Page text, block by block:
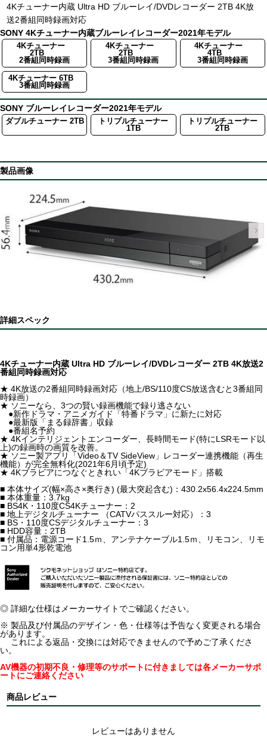
4Kチューナー内蔵 Ultra HD ブルーレイ/DVDレコーダー 2TB 4K放
送2番組同時録画対応
SONY 4Kチューナー内蔵ブルーレイレコーダー2021年モデル
4Kチューナー
2TB
2番組同時録画
4Kチューナー
2TB
3番組同時録画
4Kチューナー
4TB
3番組同時録画
4Kチューナー 6TB
3番組同時録画
SONY ブルーレイレコーダー2021年モデル
ダブルチューナー 2TB
トリプルチューナー
1TB
トリプルチューナー
2TB
製品画像
詳細スペック
4Kチューナー内蔵 Ultra HD ブルーレイ/DVDレコーダー 2TB 4K放送2
番組同時録画対応
★ 4K放送の2番組同時録画対応（地上/BS/110度CS放送含むと3番組同
時録画）
★ ソニーなら、3つの賢い録画機能で録り逃さない
●新作ドラマ・アニメガイド「特番ドラマ」に新たに対応
●最新版「まる録辞書」収録
●番組名予約
★ 4Kインテリジェントエンコーダー、長時間モード(特にLSRモード以
上)の録画時の画質を改善。
★ ソニー製アプリ「Video＆TV SideView」レコーダー連携機能（再生
機能）が完全無料化(2021年6月頃予定)
★ 4Kブラビアにつなぐときれい「4Kブラビアモード」搭載
■ 本体サイズ(幅×高さ×奥行き) (最大突起含む)：430.2x56.4x224.5mm
■ 本体重量：3.7kg
■ BS4K・110度CS4Kチューナー：2
■ 地上デジタルチューナー （CATVパススルー対応）：3
■ BS・110度CSデジタルチューナー：3
■ HDD容量：2TB
■ 付属品：電源コード1.5ｍ、アンテナケーブル1.5ｍ、リモコン、リモ
コン用単4形乾電池
◎ 詳細な仕様はメーカーサイトでご確認ください。
※ 製品及び付属品のデザイン・色・仕様等は予告なく変更される場合
があります。
これによる返品・交換には対応できませんので予めご了承くださ
い。
AV機器の初期不良・修理等のサポートに付きましては各メーカーサポ
ートにご連絡ください
商品レビュー
レビューはありません